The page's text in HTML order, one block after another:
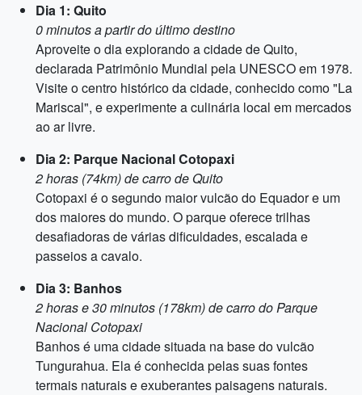
Dia 1: Quito
0 minutos a partir do último destino
Aproveite o dia explorando a cidade de Quito,
declarada Patrimônio Mundial pela UNESCO em 1978.
Visite o centro histórico da cidade, conhecido como "La
Mariscal", e experimente a culinária local em mercados
ao ar livre.
Dia 2: Parque Nacional Cotopaxi
2 horas (74km) de carro de Quito
Cotopaxi é o segundo maior vulcão do Equador e um
dos maiores do mundo. O parque oferece trilhas
desafiadoras de várias dificuldades, escalada e
passeios a cavalo.
Dia 3: Banhos
2 horas e 30 minutos (178km) de carro do Parque
Nacional Cotopaxi
Banhos é uma cidade situada na base do vulcão
Tungurahua. Ela é conhecida pelas suas fontes
termais naturais e exuberantes paisagens naturais.